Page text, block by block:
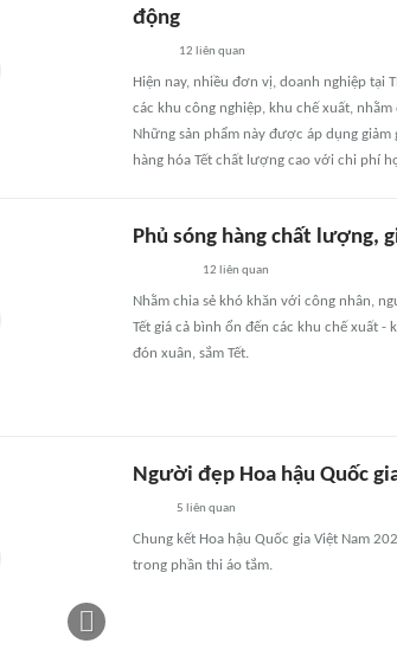
động
12 liên quan
Hiện nay, nhiều đơn vị, doanh nghiệp tại
các khu công nghiệp, khu chế xuất,
Những sản phẩm này được áp dụng
hàng hóa Tết chất lượng cao với chi phí
Phủ sóng hàng chất lượng,
12 liên quan
Nhằm chia sẻ khó khăn với công nhân,
Tết giá cả bình ổn đến các khu chế xuất -
đón xuân, sắm Tết.
Người đẹp Hoa hậu Quốc
5 liên quan
Chung kết Hoa hậu Quốc gia Việt Nam
trong phần thi áo tắm.